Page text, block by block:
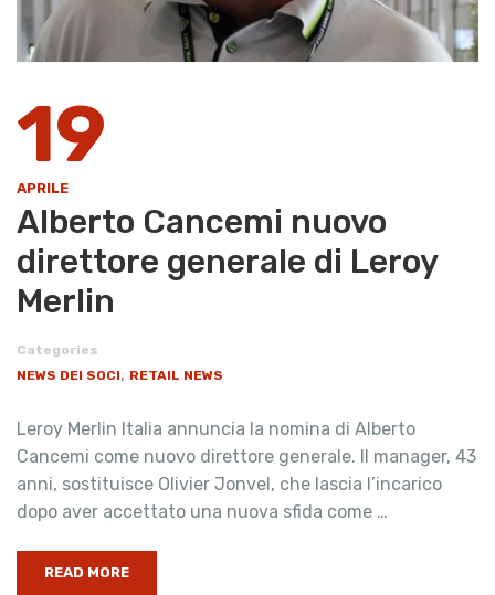
19
APRILE
Alberto Cancemi nuovo
direttore generale di Leroy
Merlin
Categories
NEWS DEI SOCI, RETAIL NEWS
Leroy Merlin Italia annuncia la nomina di Alberto
Cancemi come nuovo direttore generale. Il manager, 43
anni, sostituisce Olivier Jonvel, che lascia l’incarico
dopo aver accettato una nuova sfida come …
READ MORE